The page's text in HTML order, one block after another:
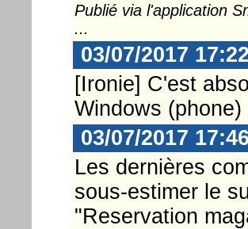
Publié via l'application
...
03/07/2017
[Ironie] C'est
Windows
03/07/2017
Les dernières
sous-estimer le
"Reservation